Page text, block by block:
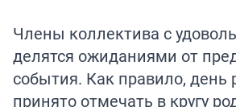
Члены коллектива с
делятся ожиданиями от
события. Как правило, день
принято отмечать в кругу